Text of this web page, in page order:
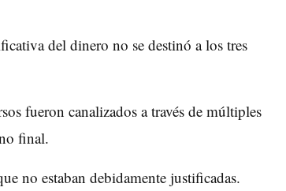
del dinero no se destinó a los tres
fueron canalizados a través de múltiples
final.
no estaban debidamente justificadas.